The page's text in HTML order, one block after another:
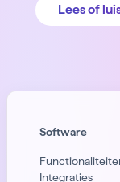
Lees of
Software
Integraties